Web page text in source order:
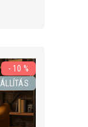
- 10 %